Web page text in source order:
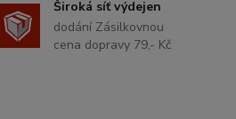
Široká síť výdejen
dodání Zásilkovnou
cena dopravy 79,- Kč